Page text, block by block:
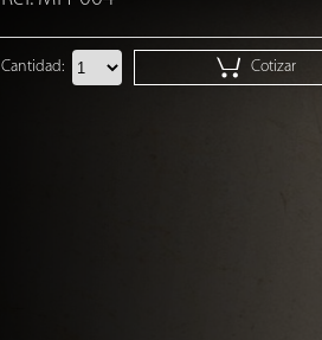
Cantidad: Cotizar